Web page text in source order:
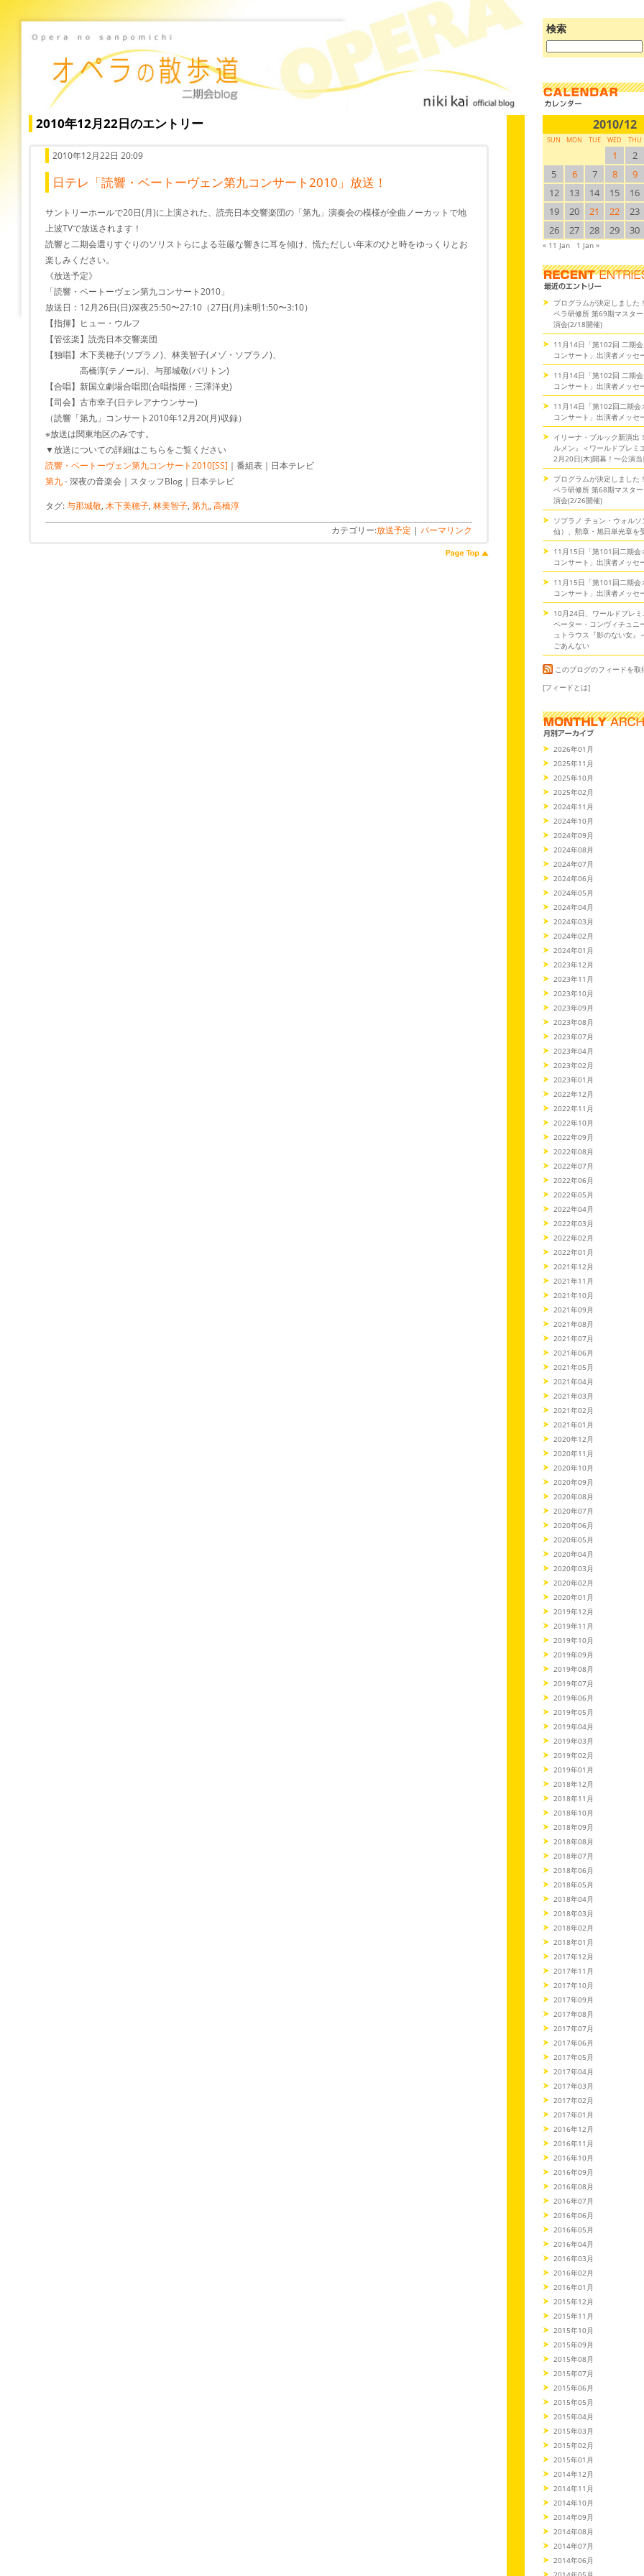
検索
ブ
ロ
検
索:
2010年12月22日のエントリー
2010年12月22日 20:09
日テレ「読響・ベートーヴェン第九コンサート2010」放送！
サントリーホールで20日(月)に上演された、読売日本交響楽団の「第九」演奏会の模様が全曲ノーカットで地
上波TVで放送されます！
読響と二期会選りすぐりのソリストらによる荘厳な響きに耳を傾け、慌ただしい年末のひと時をゆっくりとお
楽しみください。
《放送予定》
「読響・ベートーヴェン第九コンサート2010」
放送日：12月26日(日)深夜25:50〜27:10（27日(月)未明1:50〜3:10）
【指揮】ヒュー・ウルフ
【管弦楽】読売日本交響楽団
【独唱】木下美穂子(ソプラノ)、林美智子(メゾ・ソプラノ)、
高橋淳(テノール)、与那城敬(バリトン)
【合唱】新国立劇場合唱団(合唱指揮・三澤洋史)
【司会】古市幸子(日テレアナウンサー)
（読響「第九」コンサート2010年12月20(月)収録）
※放送は関東地区のみです。
▼放送についての詳細はこちらをご覧ください
読響・ベートーヴェン第九コンサート2010[SS] ｜番組表｜日本テレビ
第九- 深夜の音楽会｜スタッフBlog｜日本テレビ
タグ:与那城敬, 木下美穂子, 林美智子, 第九, 高橋淳
カテゴリー:放送予定 | パーマリンク
2010/12
SUN MON TUE WED THU
1
2
5
6 7 8
9
12
13 14 15
16
19
20 21 22
23
26
27 28 29 30
« 11 Jan 1 Jan »
プログラムが決定しました
ペラ研修所 第69期マスタ
演会(2/18開催)
11月14日「第102回 二期
コンサート」出演者メッセ
11月14日「第102回 二期
コンサート」出演者メッセ
11月14日「第102回二期会
コンサート」出演者メッセ
イリーナ・ブルック新演出
ルメン』＜ワールドプレミ
2月20日(木)開幕！〜公演
プログラムが決定しました
ペラ研修所 第68期マスタ
演会(2/26開催)
ソプラノ チョン・ウォルソ
仙）、勲章・旭日単光章を
11月15日「第101回二期会
コンサート」出演者メッセ
11月15日「第101回二期会
コンサート」出演者メッセ
10月24日、ワールドプレ
ペーター・コンヴィチュニ
ュトラウス『影のない女』
ごあんない
このブログのフィードを取
[フィードとは]
2026年01月
2025年11月
2025年10月
2025年02月
2024年11月
2024年10月
2024年09月
2024年08月
2024年07月
2024年06月
2024年05月
2024年04月
2024年03月
2024年02月
2024年01月
2023年12月
2023年11月
2023年10月
2023年09月
2023年08月
2023年07月
2023年04月
2023年02月
2023年01月
2022年12月
2022年11月
2022年10月
2022年09月
2022年08月
2022年07月
2022年06月
2022年05月
2022年04月
2022年03月
2022年02月
2022年01月
2021年12月
2021年11月
2021年10月
2021年09月
2021年08月
2021年07月
2021年06月
2021年05月
2021年04月
2021年03月
2021年02月
2021年01月
2020年12月
2020年11月
2020年10月
2020年09月
2020年08月
2020年07月
2020年06月
2020年05月
2020年04月
2020年03月
2020年02月
2020年01月
2019年12月
2019年11月
2019年10月
2019年09月
2019年08月
2019年07月
2019年06月
2019年05月
2019年04月
2019年03月
2019年02月
2019年01月
2018年12月
2018年11月
2018年10月
2018年09月
2018年08月
2018年07月
2018年06月
2018年05月
2018年04月
2018年03月
2018年02月
2018年01月
2017年12月
2017年11月
2017年10月
2017年09月
2017年08月
2017年07月
2017年06月
2017年05月
2017年04月
2017年03月
2017年02月
2017年01月
2016年12月
2016年11月
2016年10月
2016年09月
2016年08月
2016年07月
2016年06月
2016年05月
2016年04月
2016年03月
2016年02月
2016年01月
2015年12月
2015年11月
2015年10月
2015年09月
2015年08月
2015年07月
2015年06月
2015年05月
2015年04月
2015年03月
2015年02月
2015年01月
2014年12月
2014年11月
2014年10月
2014年09月
2014年08月
2014年07月
2014年06月